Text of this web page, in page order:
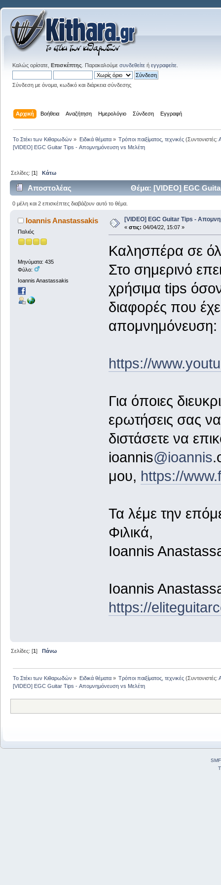
Καλώς ορίσατε, Επισκέπτης . Παρακαλούμε συνδεθείτε ή εγγραφείτε
Σύνδεση με όνομα, κωδικό και διάρκεια σύνδεσης
Αρχική Βοήθεια Αναζήτηση Ημερολόγιο Σύνδεση Εγγραφή
Το Στέκι των Κιθαρωδών » Ειδικά θέματα» Τρόποι παιξίματος, τεχνικές(Συντονιστές:
[VIDEO] EGC Guitar Tips - Απομνημόνευση vs Μελέτη
Σελίδες: [1]Κάτω
Αποστολέας Θέμα: [VIDEO] EGC
0 μέλη και 2 επισκέπτες διαβάζουν αυτό το θέμα.
Ioannis Anastassakis
Παλιός
Μηνύματα: 435
Φύλο:
Ioannis Anastassakis
[VIDEO] EGC Guitar Tips -
« στις: 04/04/22, 15:07 »
Καλησπέρα σε
Στο σημερινό
χρήσιμα tips όσον
διαφορές που
απομνημόνευση:
https://
Για όποιες
ερωτήσεις σας
διστάσετε να
ioannis@ioannis
μου, https://
Τα λέμε την
Φιλικά,
Ioannis
Ioannis
https://
Σελίδες: [1]Πάνω
Το Στέκι των Κιθαρωδών » Ειδικά θέματα» Τρόποι παιξίματος, τεχνικές(Συντονιστές:
[VIDEO] EGC Guitar Tips - Απομνημόνευση vs Μελέτη